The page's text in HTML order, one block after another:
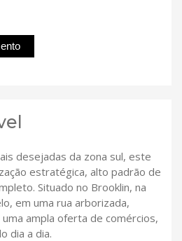
desejadas da zona sul, este
estratégica, alto padrão de
Situado no Brooklin, na
em uma rua arborizada,
ampla oferta de comércios,
dia a dia.